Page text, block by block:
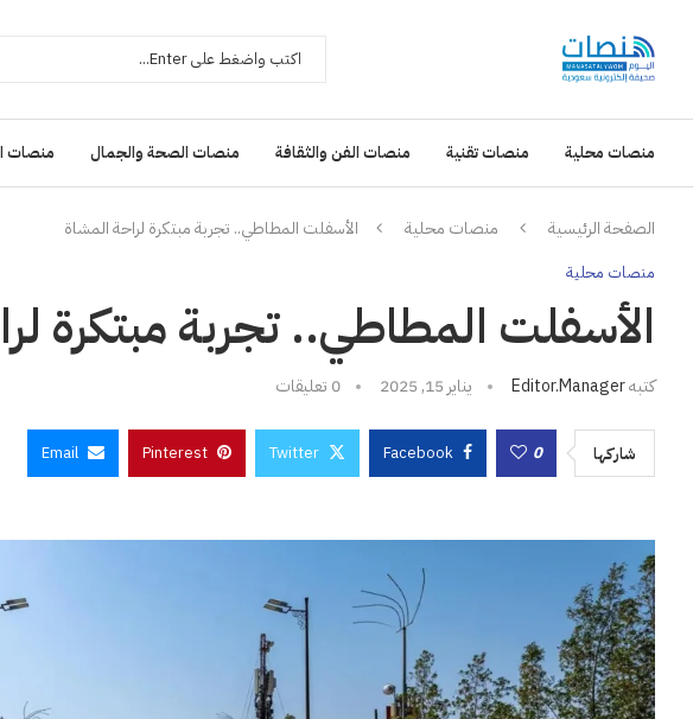
منصات محلية منصات تقنية منصات الفن والثقافة منصات الصحة والجمال منصات
الصفحة الرئيسية منصات محلية الأسفلت المطاطي.. تجربة مبتكرة لراحة المشاة
منصات محلية
الأسفلت المطاطي.. تجربة مبتكرة
كتبهEditor.manager يناير 15, 2025 0 تعليقات
شاركها 0
Facebook
Twitter
Pinterest
Email